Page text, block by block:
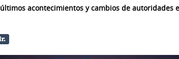
acontecimientos y cambios de autoridades